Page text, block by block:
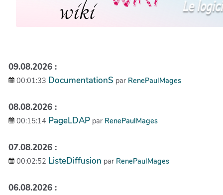
09.08.2026 :
00:01:33 DocumentationS par RenePaulMages
08.08.2026 :
00:15:14 PageLDAP par RenePaulMages
07.08.2026 :
00:02:52 ListeDiffusion par RenePaulMages
06.08.2026 :